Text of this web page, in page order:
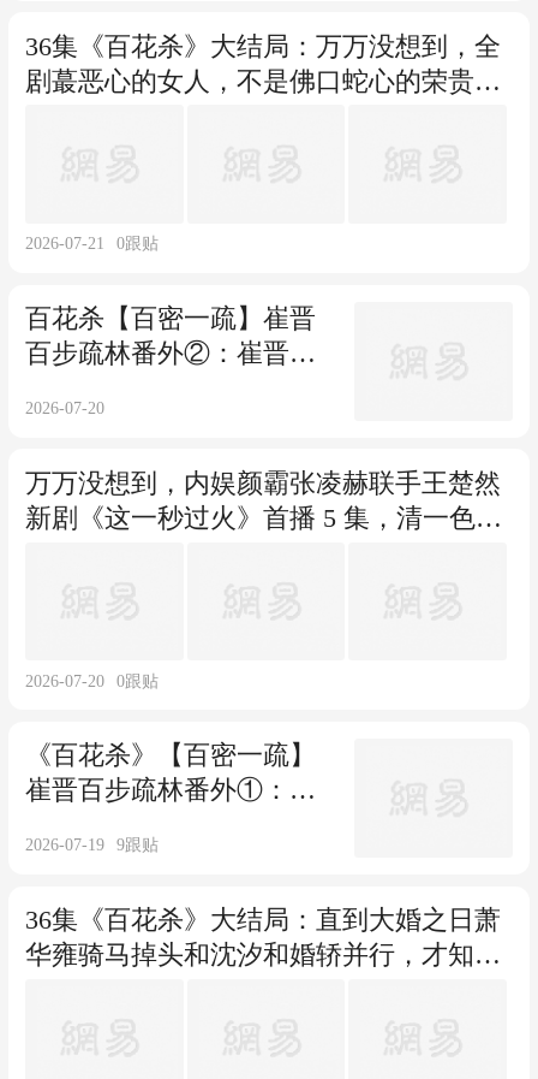
36集《百花杀》大结局：万万没想到，全
剧蕞恶心的女人，不是佛口蛇心的荣贵
2026-07-21 0跟贴
百花杀【百密一疏】崔晋
百步疏林番外②：崔晋百
这个世子妃，我当定了！
2026-07-20
万万没想到，内娱颜霸张凌赫联手王楚然
新剧《这一秒过火》首播 5 集，清一色的
2026-07-20 0跟贴
《百花杀》【百密一疏】
崔晋百步疏林番外①：步
醋深夜抓人
2026-07-19 9跟贴
36集《百花杀》大结局：直到大婚之日萧
华雍骑马掉头和沈汐和婚轿并行，才知沈
是选择体弱短命的他